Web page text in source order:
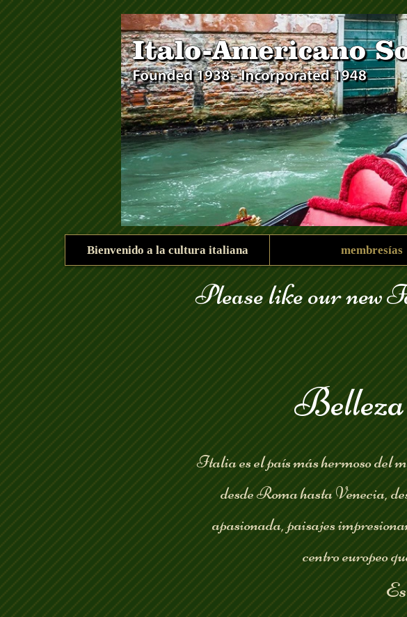
góndola_123.jpg
Bienvenido a la cultura italiana membresías
Please like our new
Italia es el país más hermoso del
desde Roma hasta Venecia,
apasionada, paisajes
centro europeo